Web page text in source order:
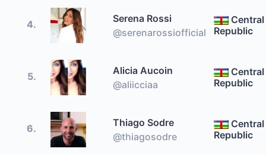
4.
Serena Rossi
@serenarossiofficial
Republic
5.
Alicia Aucoin
@aliicciaa
Republic
6.
Thiago Sodre
@thiagosodre
Republic